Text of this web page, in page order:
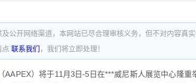
公开网络渠道，本网站已尽合理审核义务，但不对内容真
点 联系我们 ，我们将立即处理！
（AAPEX）将于11月3日-5日在***威尼斯人展览中心隆